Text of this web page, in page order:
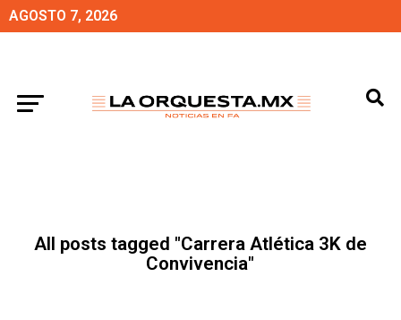
AGOSTO 7, 2026
All posts tagged "Carrera Atlética 3K de
Convivencia"